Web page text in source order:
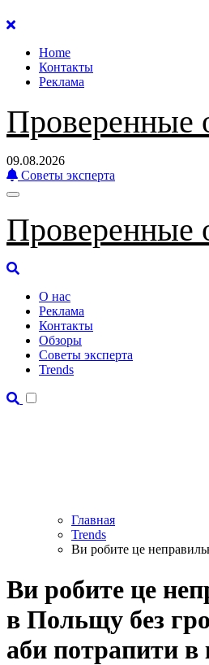
Перейти
содержанию
Home
Контакты
Реклама
Проверенные
09.08.2026
Советы эксперта
Проверенные
О нас
Реклама
Контакты
Обзоры
Советы эксперта
Trends
Главная
Trends
Ви робите це
Ви робите це
в Польщу без
аби потрапити в